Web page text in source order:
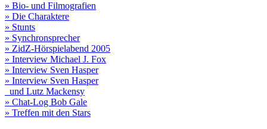
» Bio- und Filmografien
» Die Charaktere
» Stunts
» Synchronsprecher
» ZidZ-Hörspielabend 2005
» Interview Michael J. Fox
» Interview Sven Hasper
» Interview Sven Hasper
und Lutz Mackensy
» Chat-Log Bob Gale
» Treffen mit den Stars